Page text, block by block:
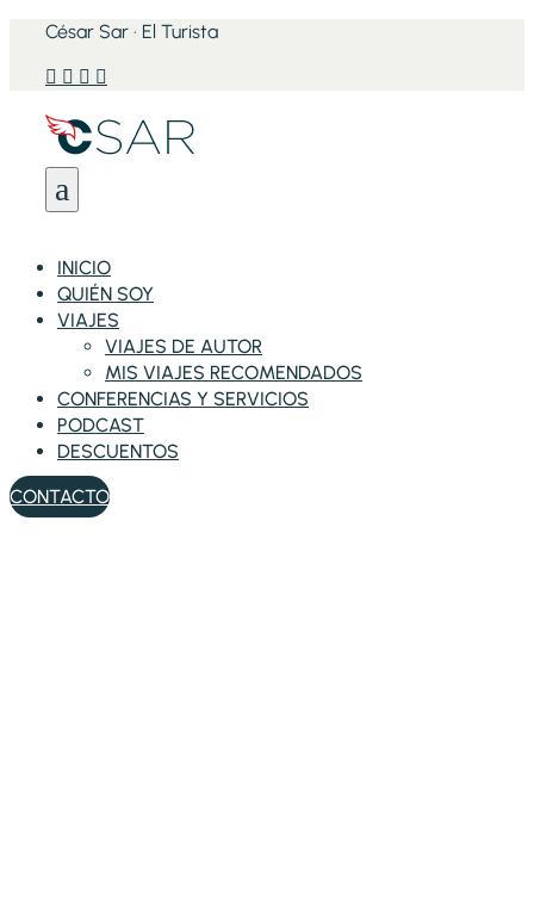
César Sar · El Turista
   
a
INICIO
QUIÉN SOY
VIAJES
VIAJES DE AUTOR
MIS VIAJES RECOMENDADOS
CONFERENCIAS Y SERVICIOS
PODCAST
DESCUENTOS
CONTACTO